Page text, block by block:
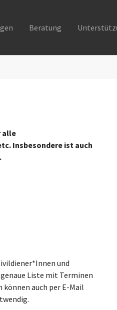
Beratung
alle
Insbesondere ist auch
und
Liste mit Terminen
auch per E-Mail